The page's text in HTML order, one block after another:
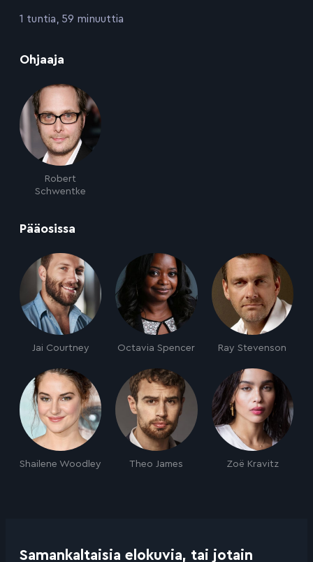
:1 tuntia, 59 minuuttia
Ohjaaja
Robert
Schwentke
Pääosissa
Jai Courtney Octavia Spencer Ray Stevenson
Shailene Woodley Theo James Zoë Kravitz
Samankaltaisia elokuvia, tai jotain